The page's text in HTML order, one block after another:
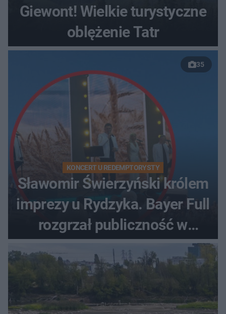
Giewont! Wielkie turystyczne
oblężenie Tatr
35
KONCERT U REDEMPTORYSTY
Sławomir Świerzyński królem
imprezy u Rydzyka. Bayer Full
rozgrzał publiczność w
Toruniu